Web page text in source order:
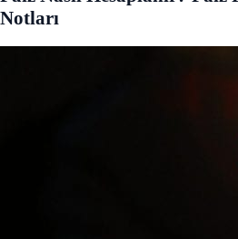
Notları